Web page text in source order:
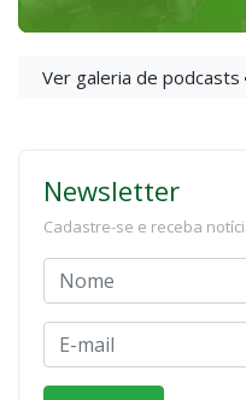
Ver galeria de podcasts
Newsletter
Cadastre-se e receba